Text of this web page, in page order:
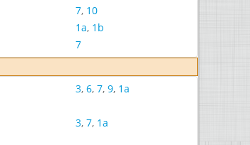
7, 10
1a, 1b
7
3, 6, 7, 9, 1a
3, 7, 1a